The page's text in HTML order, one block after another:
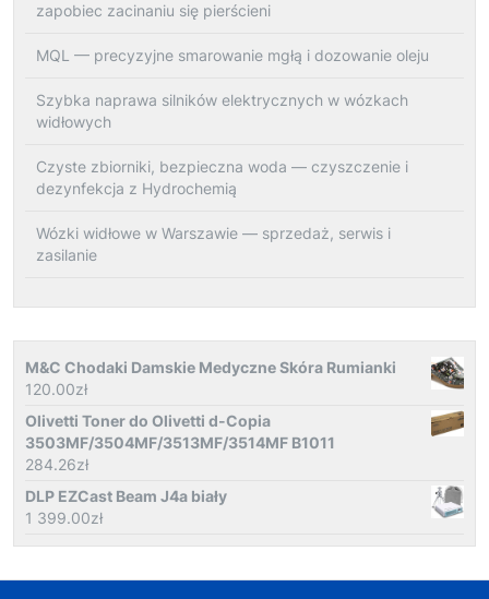
zapobiec zacinaniu się pierścieni
MQL — precyzyjne smarowanie mgłą i dozowanie oleju
Szybka naprawa silników elektrycznych w wózkach
widłowych
Czyste zbiorniki, bezpieczna woda — czyszczenie i
dezynfekcja z Hydrochemią
Wózki widłowe w Warszawie — sprzedaż, serwis i
zasilanie
M&C Chodaki Damskie Medyczne Skóra Rumianki
120.00zł
Olivetti Toner do Olivetti d-Copia
3503MF/3504MF/3513MF/3514MF B1011
284.26zł
DLP EZCast Beam J4a biały
1 399.00zł